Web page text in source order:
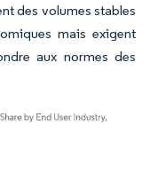
des volumes stables
mais exigent
aux normes des